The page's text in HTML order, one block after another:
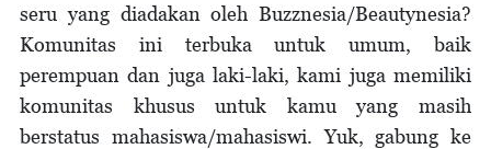
seru yang diadakan oleh Buzznesia/Beautynesia?
Komunitas ini terbuka untuk umum, baik
perempuan dan juga laki-laki, kami juga memiliki
komunitas khusus untuk kamu yang masih
berstatus mahasiswa/mahasiswi. Yuk, gabung ke